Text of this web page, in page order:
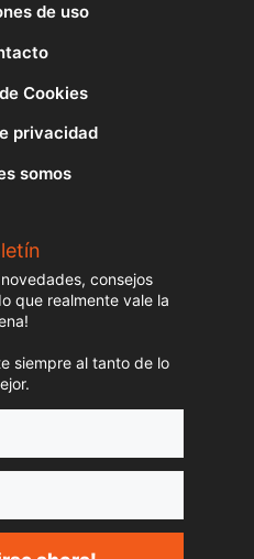
de uso
Cookies
privacidad
somos
consejos
que realmente vale la
siempre al tanto de lo